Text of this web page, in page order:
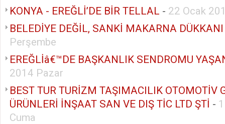
KONYA - EREĞLİ’DE BİR TELLAL - 22 Ocak
BELEDİYE DEĞİL, SANKİ MAKARNA DÜKKANI
Perşembe
EREĞLİâ€™DE BAŞKANLIK SENDROMU
2014 Pazar
BEST TUR TURİZM TAŞIMACILIK OTOMOTİV
ÜRÜNLERİ İNŞAAT SAN VE DIŞ TİC LTD ŞTİ -
Cuma